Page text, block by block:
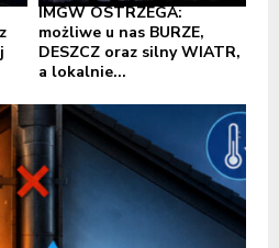
IMGW OSTRZEGA:
możliwe u nas BURZE,
DESZCZ oraz silny WIATR,
a lokalnie...